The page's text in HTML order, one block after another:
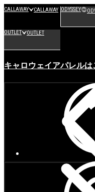
CALLAWAY CALLAWAY ODYSSEY
OUTLET OUTLET
キャロウェイアパレルは